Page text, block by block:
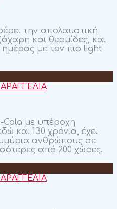
την απολαυστική
και θερμίδες, και
ημέρας με τον πιο light
Cola με υπέροχη
και 130 χρόνια, έχει
ανθρώπους σε
από 200 χώρες.